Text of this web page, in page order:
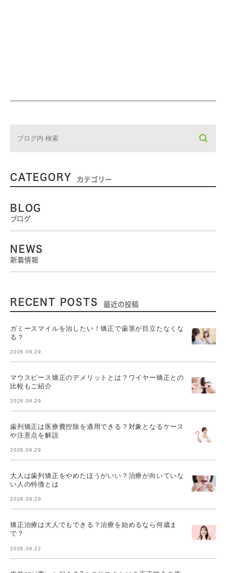
CATEGORY カテゴリー
BLOG
ブログ
NEWS
新着情報
RECENT POSTS 最近の投稿
ガミースマイルを治したい！矯正で歯茎が目立たなくな
る？
2026.06.29
マウスピース矯正のデメリットとは？ワイヤー矯正との
比較もご紹介
2026.06.29
歯列矯正は医療費控除を適用できる？対象となるケース
や注意点を解説
2026.06.29
大人は歯列矯正をやめたほうがいい？治療が向いていな
い人の特徴とは
2026.06.29
矯正治療は大人でもできる？治療を始めるなら何歳ま
で？
2026.06.22